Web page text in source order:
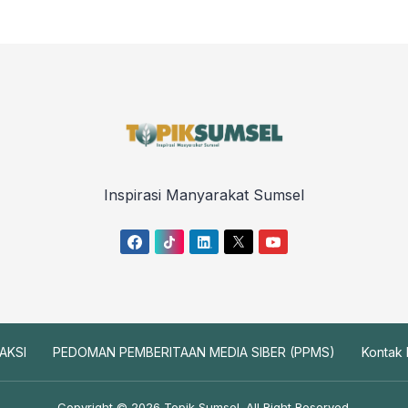
Inspirasi Manyarakat Sumsel
PEDOMAN PEMBERITAAN MEDIA SIBER (PPMS) Kontak